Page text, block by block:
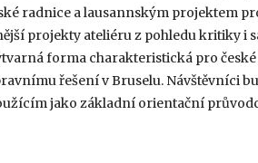
radnice a lausannským projektem
projekty ateliéru z pohledu kritiky i
forma charakteristická pro
řešení v Bruselu. Návštěvníci
jako základní orientační